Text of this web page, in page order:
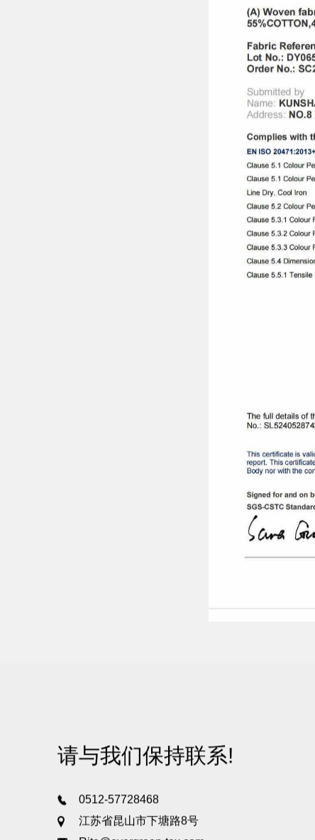
请与我们保持联系!
0512-57728468
江苏省昆山市下塘路8号